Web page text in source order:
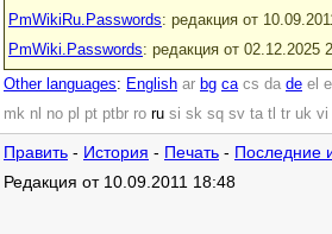
PmWikiRu.Passwords: редакция от
PmWiki.Passwords: редакция от 02.12.2025
Other languages: English ar bg ca cs da de el
mk nl no pl pt ptbr ro ru si sk sq sv ta tl tr uk vi
Править - История - Печать - Последние
Редакция от 10.09.2011 18:48